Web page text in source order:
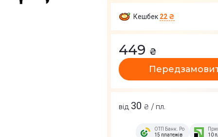
Кешбек 22 ₴
449 ₴
від 30 ₴ / пл.
ОТП Банк. Розстрочка
15 платежів
10